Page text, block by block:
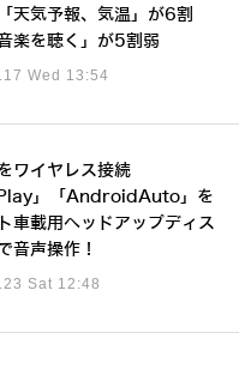
天気予報、気温」が6割
楽を聴く」が5割弱
Wed 13:54
ワイヤレス接続
」「AndroidAuto」を
車載用ヘッドアップディス
音声操作！
Sat 12:48